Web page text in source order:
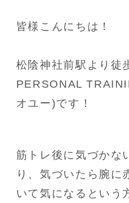
皆様こんにちは！
松陰神社前駅より徒
PERSONAL
オユー)です！
筋トレ後に気づかな
り、気づいたら腕に
いて気になるという